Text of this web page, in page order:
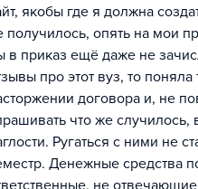
якобы где я должна
получилось, опять на мои
в приказ ещё даже не
про этот вуз, то
договора и, не
что же случилось,
Ругаться с ними не
Денежные средства
не